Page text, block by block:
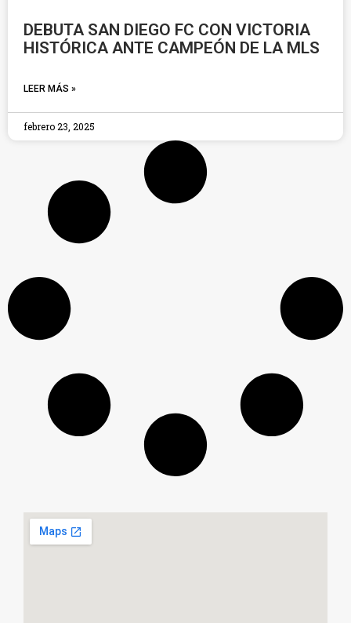
DEBUTA SAN DIEGO FC CON VICTORIA
HISTÓRICA ANTE CAMPEÓN DE LA MLS
LEER MÁS »
febrero 23, 2025